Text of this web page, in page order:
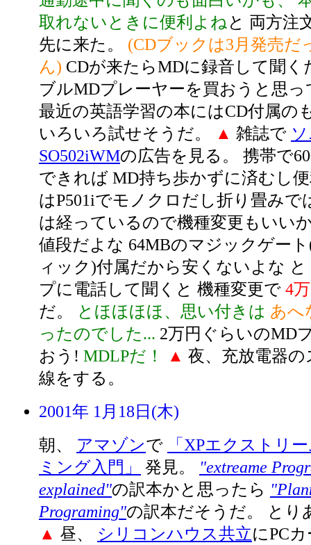
取れないときに便利よね と 両方注
先に来た。 (CDブックは3月発売だ
ん) CDが来たらMDに録音して聞く
ブルMDプレーヤーを買おうと思
最近の英語学習の本にはCD付属の
いろいろ試せそうだ。
▲ 雑誌で
SO502iWMの広告を見る。 携帯で
できれば MD持ち歩かずに済むし
はP501iでモノクロだし折り畳みで
は経っているので機種変更もいい
値段だよな 64MBのマジックゲー
ィック)付属だから安くないよな
プに電話して聞くと 機種変更で 4
だ。
とほほほほ、思い付きは あへ
ったのでした... 2万円ぐらいのMD
おう! MDLPだ！ ▲ 夜、充放電器
線をする。
2001年 1月18日(木)
朝、 アマゾンで
「XPエクストリ
ミング入門」
発見。
"extreame
explained"の訳本かと思ったら
Programing"の訳本だそうだ。 とり
▲ 昼、 シリコンハウス共立にPC